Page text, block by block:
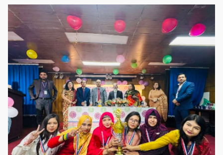
গৌরবের মুহূর্ত
গৌরবের মুহূর্ত